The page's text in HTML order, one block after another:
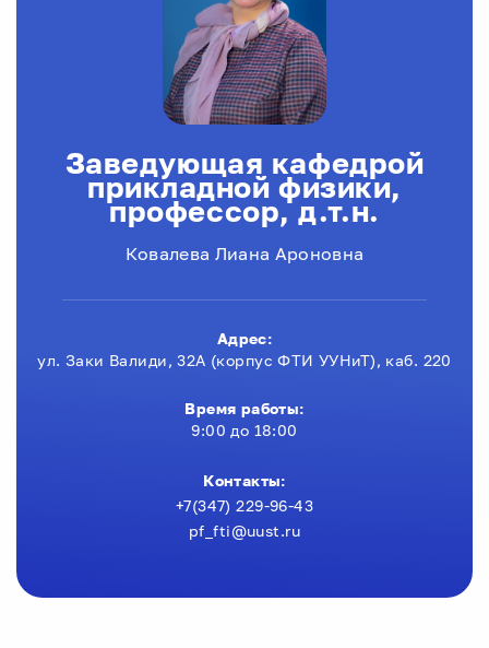
Заведующая кафедрой
прикладной физики,
профессор, д.т.н.
Ковалева Лиана Ароновна
Адрес:
ул. Заки Валиди, 32А (корпус ФТИ УУНиТ), каб. 220
Время работы:
9:00 до 18:00
Контакты:
+7(347) 229-96-43
pf_fti@uust.ru